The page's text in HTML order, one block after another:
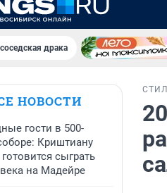
драка
НОВОСТИ
гости в 500-
Криштиану
сыграть
на Мадейре